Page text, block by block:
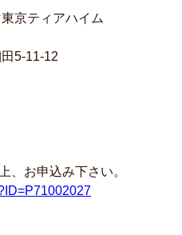
京ティアハイム
5-11-12
、お申込み下さい。